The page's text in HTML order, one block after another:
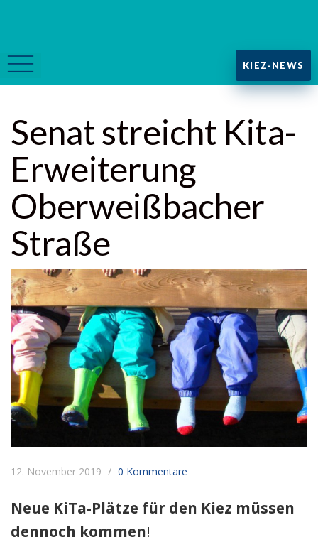
KIEZ-NEWS
Senat streicht Kita-
Erweiterung
Oberweißbacher
Straße
12. November 2019 0 Kommentare
Neue KiTa-Plätze für den Kiez müssen
dennoch kommen!